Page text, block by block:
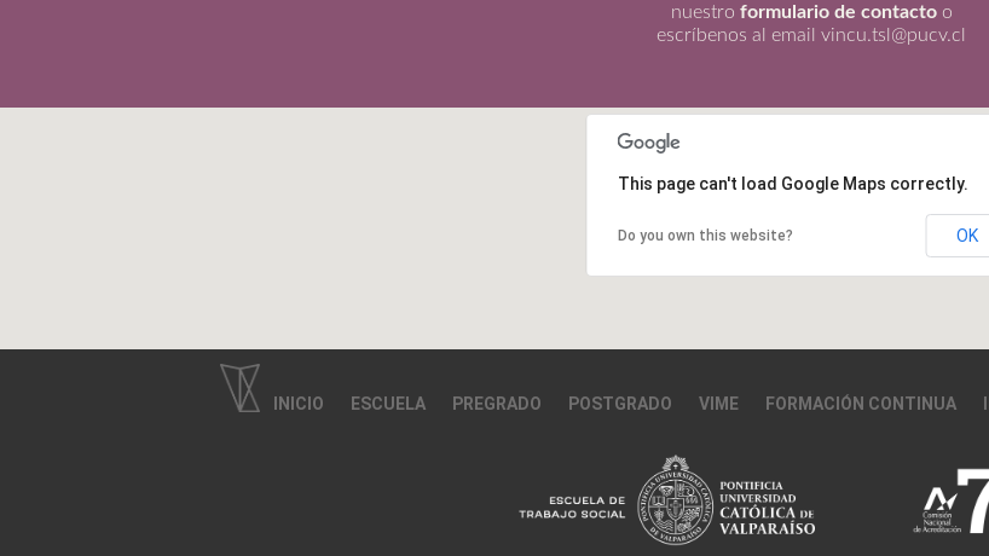
nuestro formulario de contactoo
escríbenos al email vincu.tsl@pucv.cl
This page can't load Google Maps correctly.
Do you own this website? OK
INICIO ESCUELA PREGRADO POSTGRADO VIME FORMACIÓN CONTINUA